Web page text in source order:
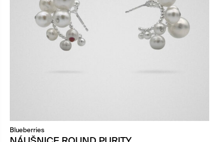
Blueberries